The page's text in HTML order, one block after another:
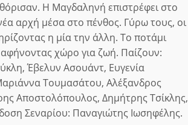
Η Μαγδαληνή επιστρέφει στο
αρχή μέσα στο πένθος. Γύρω τους, οι
η μία την άλλη. Το ποτάμι
χώρο για ζωή. Παίζουν:
Έβελυν Ασουάντ, Ευγενία
Τουμασάτου, Αλέξανδρος
Αποστολόπουλος, Δημήτρης Τσίκλης,
Σεναρίου: Παναγιώτης Ιωσηφέλης.